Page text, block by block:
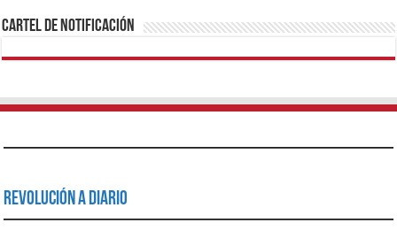
Cartel de Notificación
Revolución a Diario